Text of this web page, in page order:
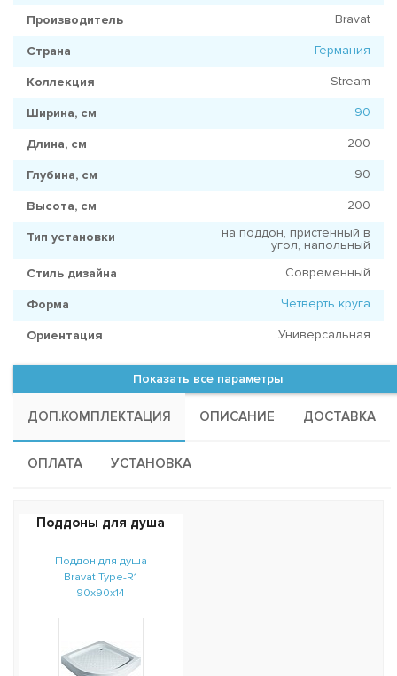
Производитель Bravat
Страна Германия
Коллекция Stream
Ширина, см 90
Длина, см 200
Глубина, см 90
Высота, см 200
Тип установки
на поддон, пристенный в
угол, напольный
Стиль дизайна
Современный
Форма Четверть круга
Ориентация Универсальная
Показать все параметры
ДОП.КОМПЛЕКТАЦИЯ ОПИСАНИЕ ДОСТАВКА
ОПЛАТА УСТАНОВКА
Поддоны для душа
Поддон для душа
Bravat Type-R1
90x90x14